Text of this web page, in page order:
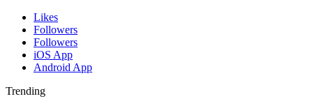
Likes
Followers
Followers
iOS App
Android App
Trending